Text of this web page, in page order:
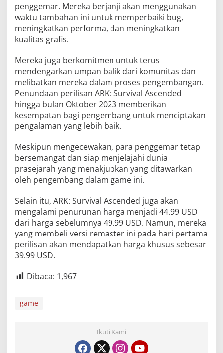
penggemar. Mereka berjanji akan menggunakan
waktu tambahan ini untuk memperbaiki bug,
meningkatkan performa, dan meningkatkan
kualitas grafis.
Mereka juga berkomitmen untuk terus
mendengarkan umpan balik dari komunitas dan
melibatkan mereka dalam proses pengembangan.
Penundaan perilisan ARK: Survival Ascended
hingga bulan Oktober 2023 memberikan
kesempatan bagi pengembang untuk menciptakan
pengalaman yang lebih baik.
Meskipun mengecewakan, para penggemar tetap
bersemangat dan siap menjelajahi dunia
prasejarah yang menakjubkan yang ditawarkan
oleh pengembang dalam game ini.
Selain itu, ARK: Survival Ascended juga akan
mengalami penurunan harga menjadi 44.99 USD
dari harga sebelumnya 49.99 USD. Namun, mereka
yang membeli versi remaster ini pada hari pertama
perilisan akan mendapatkan harga khusus sebesar
39.99 USD.
Dibaca: 1,967
game
Ikuti Kami